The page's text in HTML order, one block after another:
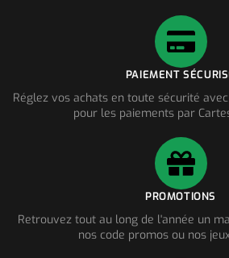
PAIEMENT
Réglez vos achats en toute sécurité
pour les paiements par
PROMOTIONS
Retrouvez tout au long de l'année un
nos code promos ou nos